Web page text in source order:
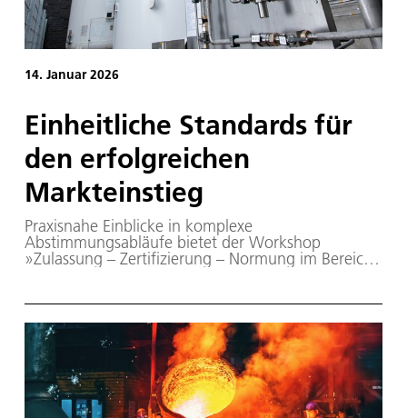
14. Januar 2026
Einheitliche Standards für
den erfolgreichen
Markteinstieg
Praxisnahe Einblicke in komplexe
Abstimmungsabläufe bietet der Workshop
»Zulassung – Zertifizierung – Normung im Bereich